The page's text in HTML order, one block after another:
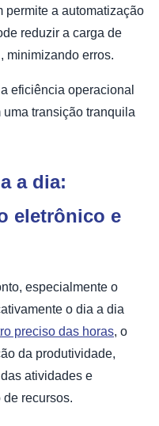
permite a automatização
reduzir a carga de
minimizando erros.
eficiência operacional
transição tranquila
a dia:
eletrônico e
especialmente o
o dia a dia
preciso das horas, o
da produtividade,
atividades e
recursos.